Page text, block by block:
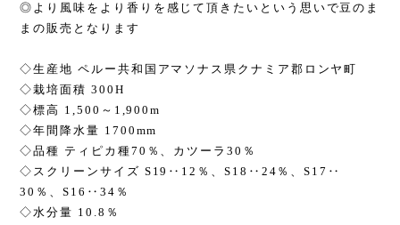
◎より風味をより香りを感じて頂きたいという思いで豆のま
まの販売となります
◇生産地 ペルー共和国アマソナス県クナミア郡ロンヤ町
◇栽培面積 300H
◇標高 1,500～1,900m
◇年間降水量 1700mm
◇品種 ティピカ種70％、カツーラ30％
◇スクリーンサイズ S19‥12％、S18‥24％、S17‥
30％、S16‥34％
◇水分量 10.8％